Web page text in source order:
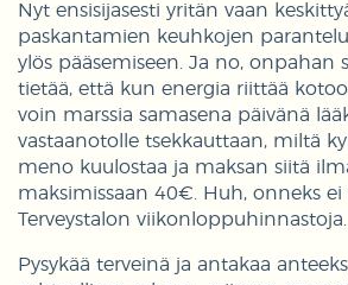
Nyt ensisijasesti yritän vaan
paskantamien keuhkojen
ylös pääsemiseen. Ja no, onpahan
tietää, että kun energia riittää
voin marssia samasena päivänä
vastaanotolle tsekkauttaan, miltä
meno kuulostaa ja maksan siitä
maksimissaan 40€. Huh, onneks ei
Terveystalon viikonloppuhinnastoja.
Pysykää terveinä ja antakaa